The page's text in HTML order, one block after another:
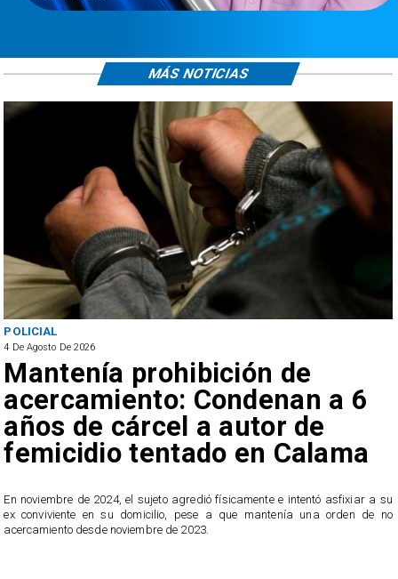
POLICIAL
4 De Agosto De 2026
Mantenía prohibición de
acercamiento: Condenan a 6
años de cárcel a autor de
femicidio tentado en Calama
En noviembre de 2024, el sujeto agredió físicamente e intentó asfixiar a su
ex conviviente en su domicilio, pese a que mantenía una orden de no
acercamiento desde noviembre de 2023.
MÁS NOTICIAS